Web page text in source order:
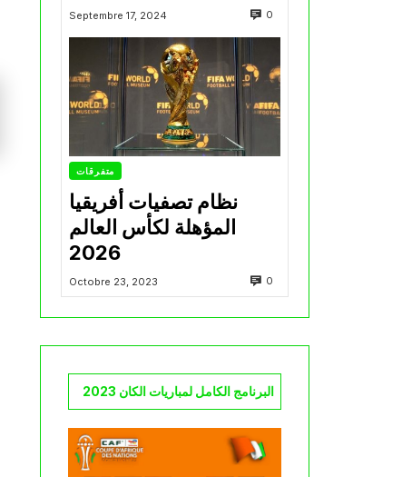
Septembre 17, 2024 0
متفرقات
نظام تصفيات أفريقيا
المؤهلة لكأس العالم
2026
Octobre 23, 2023 0
البرنامج الكامل لمباريات الكان 2023